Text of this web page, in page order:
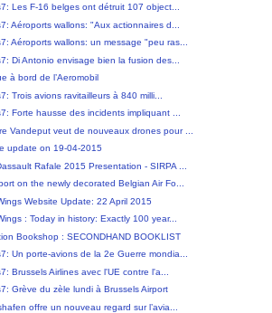
Les F-16 belges ont détruit 107 object...
Aéroports wallons: "Aux actionnaires d...
Aéroports wallons: un message "peu ras...
Di Antonio envisage bien la fusion des...
à bord de l’Aeromobil
Trois avions ravitailleurs à 840 milli...
Forte hausse des incidents impliquant ...
Vandeput veut de nouveaux drones pour ...
update on 19-04-2015
Rafale 2015 Presentation - SIRPA ...
on the newly decorated Belgian Air Fo...
Website Update: 22 April 2015
: Today in history: Exactly 100 year...
Bookshop : SECONDHAND BOOKLIST
Un porte-avions de la 2e Guerre mondia...
Brussels Airlines avec l'UE contre l'a...
Grève du zèle lundi à Brussels Airport
offre un nouveau regard sur l’avia...